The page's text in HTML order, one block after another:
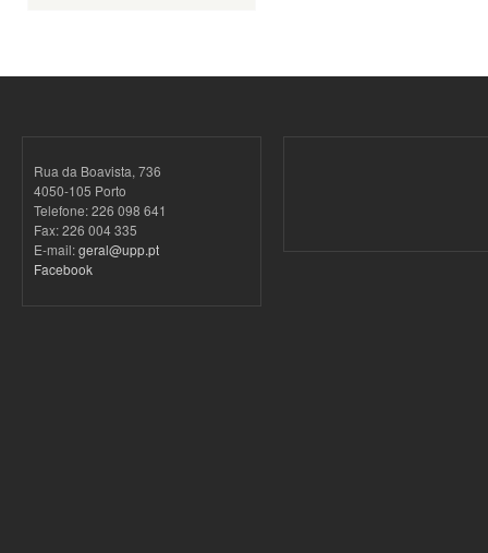
Rua da Boavista, 736
4050-105 Porto
Telefone: 226 098 641
Fax: 226 004 335
E-mail:geral@upp.pt
Facebook